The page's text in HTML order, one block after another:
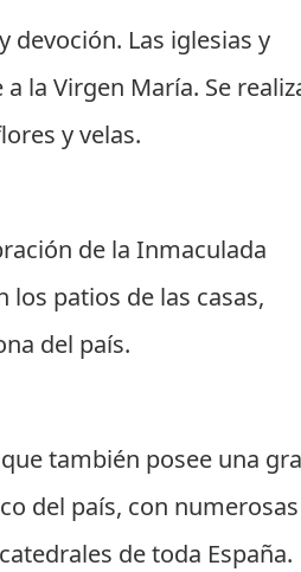
devoción. Las iglesias y
la Virgen María. Se
y velas.
de la Inmaculada
los patios de las casas,
del país.
también posee una
del país, con numerosas
de toda España.